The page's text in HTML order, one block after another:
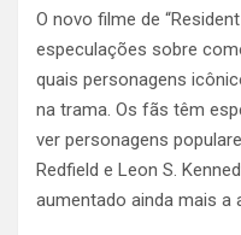
O novo filme de
especulações sobre
quais personagens
na trama. Os fãs têm
ver personagens
Redfield e Leon S.
aumentado ainda mais a